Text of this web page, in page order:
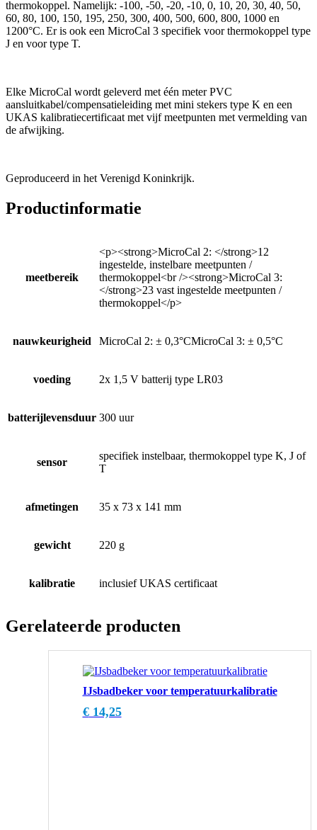
thermokoppel. Namelijk: -100, -50, -20, -10, 0, 10, 20, 30, 40, 50,
60, 80, 100, 150, 195, 250, 300, 400, 500, 600, 800, 1000 en
1200°C. Er is ook een MicroCal 3 specifiek voor thermokoppel type
J en voor type T.
Elke MicroCal wordt geleverd met één meter PVC
aansluitkabel/compensatieleiding met mini stekers type K en een
UKAS kalibratiecertificaat met vijf meetpunten met vermelding van
de afwijking.
Geproduceerd in het Verenigd Koninkrijk.
Productinformatie
meetbereik
<p><strong>MicroCal 2: </strong>12
ingestelde, instelbare meetpunten /
thermokoppel<br /><strong>MicroCal 3:
</strong>23 vast ingestelde meetpunten /
thermokoppel</p>
nauwkeurigheid MicroCal 2: ± 0,3°CMicroCal 3: ± 0,5°C
voeding 2x 1,5 V batterij type LR03
batterijlevensduur 300 uur
sensor
specifiek instelbaar, thermokoppel type K, J of
T
afmetingen 35 x 73 x 141 mm
gewicht 220 g
kalibratie inclusief UKAS certificaat
Gerelateerde producten
IJsbadbeker voor temperatuurkalibratie
€14,25